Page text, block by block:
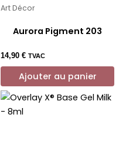
Art Décor
Aurora Pigment 203
14,90 € TVAC
Ajouter au panier